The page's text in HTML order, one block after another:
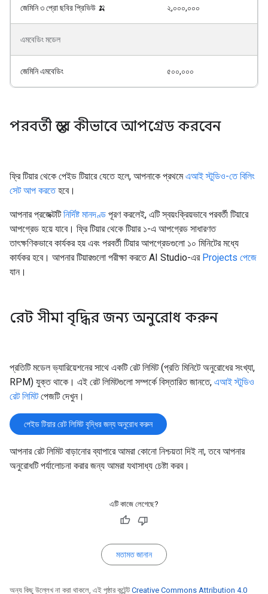
জেমিনি ৩ প্রো ছবির প্রিভিউ 🍌 ২,০০০,০০০
এমবেডিং মডেল
জেমিনি এমবেডিং ৫০০,০০০
পরবর্তী স্তরে কীভাবে আপগ্রেড করবেন
ফ্রি টিয়ার থেকে পেইড টিয়ারে যেতে হলে, আপনাকে প্রথমেএআই স্টুডিও-তে বিলিং
সেট আপ করতেহবে।
আপনার প্রজেক্টটিনির্দিষ্ট মানদণ্ড পূরণ করলেই, এটি স্বয়ংক্রিয়ভাবে পরবর্তী টিয়ারে
আপগ্রেড হয়ে যাবে। ফ্রি টিয়ার থেকে টিয়ার ১-এ আপগ্রেড সাধারণত
তাৎক্ষণিকভাবে কার্যকর হয় এবং পরবর্তী টিয়ার আপগ্রেডগুলো ১০ মিনিটের মধ্যে
কার্যকর হবে। আপনার টিয়ারগুলো পরীক্ষা করতে AI Studio-এর Projects পেজে
যান।
রেট সীমা বৃদ্ধির জন্য অনুরোধ করুন
প্রতিটি মডেল ভ্যারিয়েশনের সাথে একটি রেট লিমিট (প্রতি মিনিটে অনুরোধের সংখ্যা,
RPM) যুক্ত থাকে। এই রেট লিমিটগুলো সম্পর্কে বিস্তারিত জানতে, এআই স্টুডিও
রেট লিমিটপেজটি দেখুন।
পেইড টিয়ার রেট লিমিট বৃদ্ধির জন্য অনুরোধ করুন
আপনার রেট লিমিট বাড়ানোর ব্যাপারে আমরা কোনো নিশ্চয়তা দিই না, তবে আপনার
অনুরোধটি পর্যালোচনা করার জন্য আমরা যথাসাধ্য চেষ্টা করব।
এটি কাজে লেগেছে?
মতামত জানান
অন্য কিছু উল্লেখ না করা থাকলে, এই পৃষ্ঠার কন্টেন্ট Creative Commons Attribution 4.0